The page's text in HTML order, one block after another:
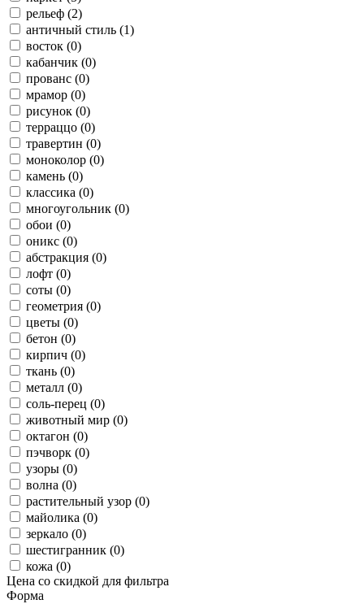
рельеф (2)
античный стиль (1)
восток (0)
кабанчик (0)
прованс (0)
мрамор (0)
рисунок (0)
терраццо (0)
травертин (0)
моноколор (0)
камень (0)
классика (0)
многоугольник (0)
обои (0)
оникс (0)
абстракция (0)
лофт (0)
соты (0)
геометрия (0)
цветы (0)
бетон (0)
кирпич (0)
ткань (0)
металл (0)
соль-перец (0)
животный мир (0)
октагон (0)
пэчворк (0)
узоры (0)
волна (0)
растительный узор (0)
майолика (0)
зеркало (0)
шестигранник (0)
кожа (0)
Цена со скидкой для фильтра
Форма